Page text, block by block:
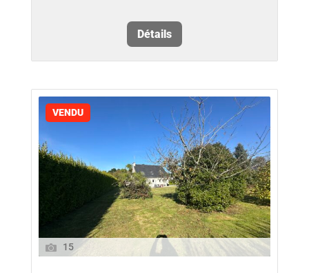
Détails
VENDU
15